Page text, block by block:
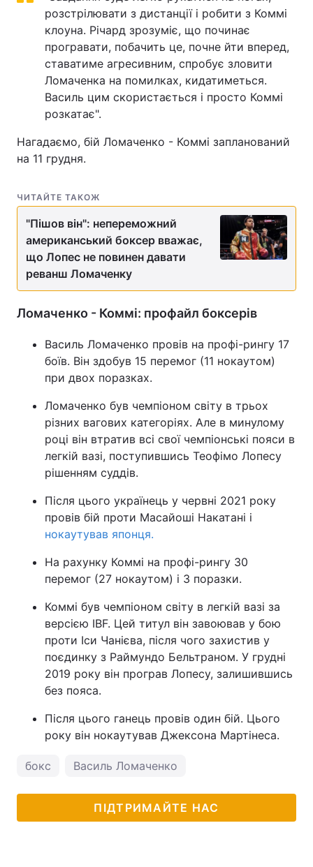
розстрілювати з дистанції і робити з Коммі
клоуна. Річард зрозуміє, що починає
програвати, побачить це, почне йти вперед,
ставатиме агресивним, спробує зловити
Ломаченка на помилках, кидатиметься.
Василь цим скористається і просто Коммі
розкатає".
Нагадаємо, бій Ломаченко - Коммі запланований
на 11 грудня.
ЧИТАЙТЕ ТАКОЖ
"Пішов він": непереможний
американський боксер вважає,
що Лопес не повинен давати
реванш Ломаченку
Ломаченко - Коммі: профайл боксерів
Василь Ломаченко провів на профі-рингу 17
боїв. Він здобув 15 перемог (11 нокаутом)
при двох поразках.
Ломаченко був чемпіоном світу в трьох
різних вагових категоріях. Але в минулому
році він втратив всі свої чемпіонські пояси в
легкій вазі, поступившись Теофімо Лопесу
рішенням суддів.
Після цього українець у червні 2021 року
провів бій проти Масайоші Накатані і
нокаутував японця.
На рахунку Коммі на профі-рингу 30
перемог (27 нокаутом) і 3 поразки.
Коммі був чемпіоном світу в легкій вазі за
версією IBF. Цей титул він завоював у бою
проти Іси Чанієва, після чого захистив у
поєдинку з Раймундо Бельтраном. У грудні
2019 року він програв Лопесу, залишившись
без пояса.
Після цього ганець провів один бій. Цього
року він нокаутував Джексона Мартінеса.
бокс Василь Ломаченко
ПІДТРИМАЙТЕ НАС